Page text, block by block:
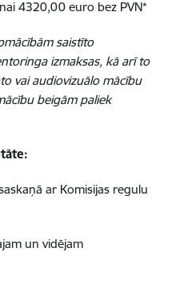
4320,00 euro bez PVN*
saistīto
izmaksas, kā arī to
vai audiovizuālo mācību
beigām paliek
ar Komisijas regulu
un vidējam